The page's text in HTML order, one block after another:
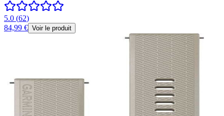
5.0 (62)
84,99 € Voir le produit